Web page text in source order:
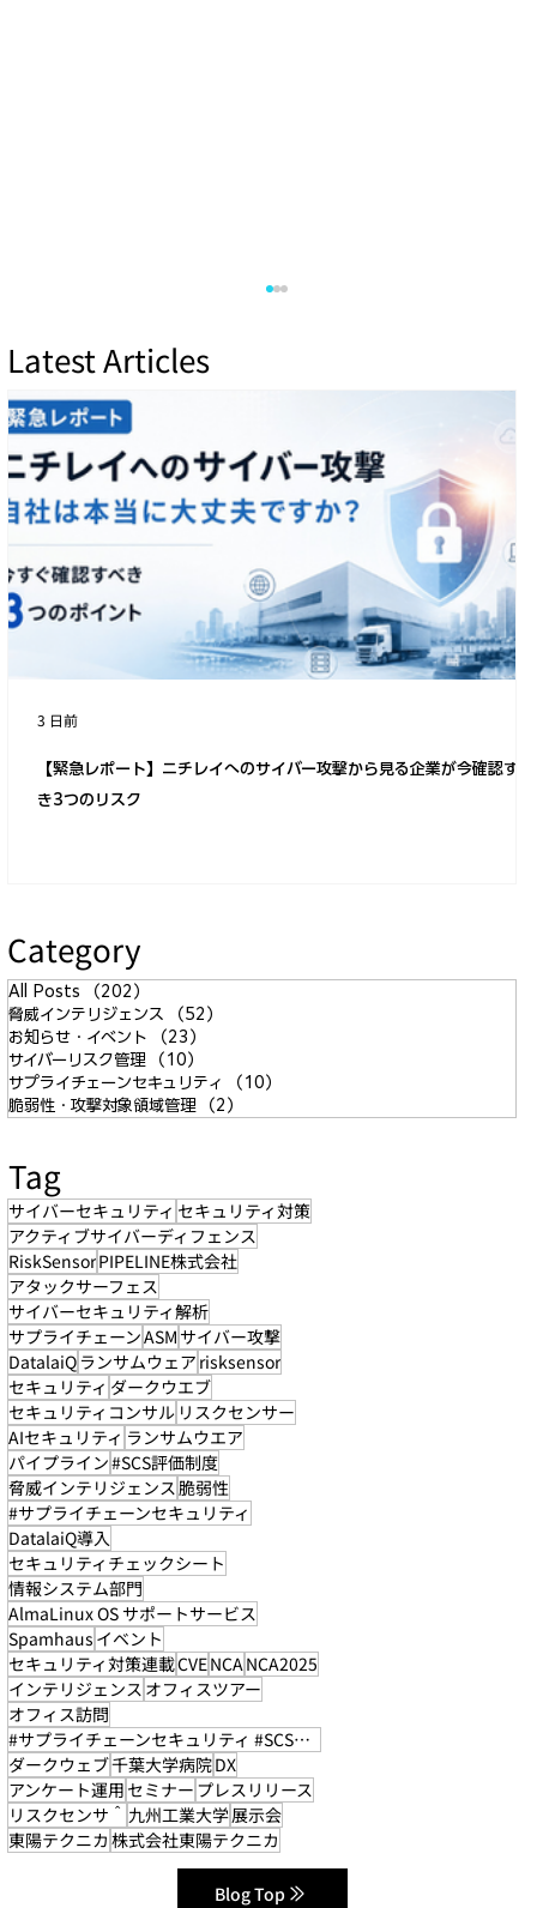
Latest Articles
【緊急レポート】ニチレイへのサイバー攻撃から見る企業が今確認すべ
き3つのリスク
3 日前
Category
All Posts （202）
脅威インテリジェンス
（52）
お知らせ・イベント
（23）
サイバーリスク管理
（10）
サプライチェーンセキュリティ
（10）
脆弱性・攻撃対象領域管理
（2）
Tag
サイバーセキュリティ セキュリティ対策
アクティブサイバーディフェンス
RiskSensorPIPELINE株式会社
アタックサーフェス
サイバーセキュリティ解析
サプライチェーンASM サイバー攻撃
DatalaiQ ランサムウェア risksensor
セキュリティ ダークウエブ
セキュリティコンサル リスクセンサー
AIセキュリティ ランサムウエア
パイプライン#SCS評価制度
脅威インテリジェンス 脆弱性
#サプライチェーンセキュリティ
DatalaiQ導入
セキュリティチェックシート
情報システム部門
AlmaLinux OS サポートサービス
Spamhaus イベント
セキュリティ対策連載CVENCA NCA2025
インテリジェンス オフィスツアー
オフィス訪問
#サプライチェーンセキュリティ #SCS評価制度
ダークウェブ千葉大学病院DX
アンケート運用 セミナー プレスリリース
リスクセンサ＾ 九州工業大学展示会
東陽テクニカ 株式会社東陽テクニカ
Blog Top
【2026年7月第5週サイバー脅威分析】4つ
の重大インシデントから見る「攻撃対象
領域管理」の重要性